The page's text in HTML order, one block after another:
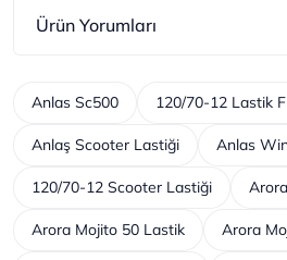
Ürün Yorumları
Anlas Sc500 120/70-12 Lastik
Anlaş Scooter Lastiği Anlas
120/70-12 Scooter Lastiği
Arora Mojito 50 Lastik Arora